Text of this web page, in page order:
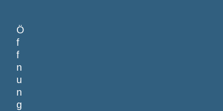
Ö
f
f
n
u
n
g